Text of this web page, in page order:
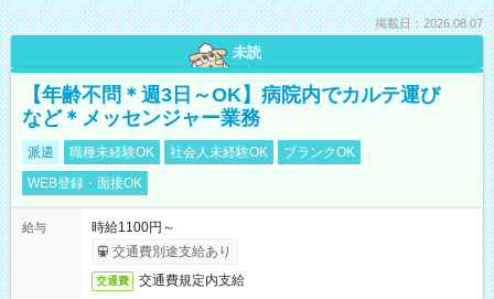
掲載日：2026.08.07
未読
【年齢不問＊週3日～OK】病院内でカルテ運び
など＊メッセンジャー業務
派遣 職種未経験OK 社会人未経験OK
ブランクOK
WEB登録・面接OK
給与
時給1100円～
交通費別途支給あり
交通費 交通費規定内支給